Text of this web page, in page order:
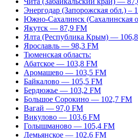
Энергодар (Запорожская обл.) –
Южно-Сахалинск (Сахалинская
Якутск — 87,9 FM
Ялта (Республика Крым) —
Ярославль — 98,3 FM
Тюменская область:
Абатское — 103,8 FM
Аромашево — 103,5 FM
Байкалово — 105,5 FM
Бердюжье — 103,2 FM
Большое Сорокино — 102,7 FM
Вагай — 97,0 FM
Викулово — 103,6 FM
Голышманово — 105,4 FM
Демьянское — 102,6 FM